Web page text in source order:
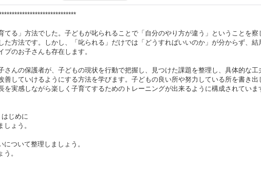
る」方法でした。子どもが叱られることで「自分のやり方が違う」ということを察
方法です。しかし、「叱られる」だけでは「どうすればいいのか」が分からず、結
のお子さんも存在します。
んの保護者が、子どもの現状を行動で把握し、見つけた課題を整理し、具体的な工
していけるようにする方法を学びます。子どもの良い所や努力している所を書き出
実感しながら楽しく子育てするためのトレーニングが出来るように構成されていま
じめに
ょう。
ついて整理しましょう。
。